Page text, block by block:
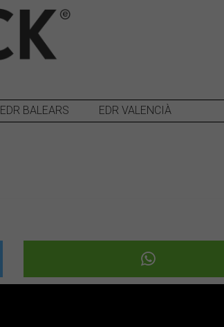
EDR BALEARS EDR VALENCIÀ